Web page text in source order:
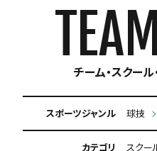
TEAM
チーム・スクー
スポーツジャンル 球技
カテゴリ スクー